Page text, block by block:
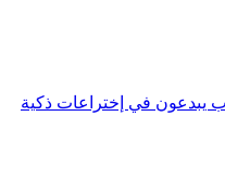
يبدعون في إختراعات ذكية